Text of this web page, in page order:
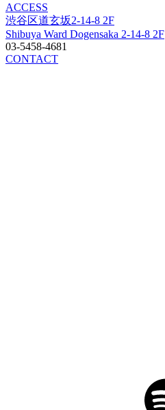
ACCESS
渋谷区道玄坂2-14-8 2F
Shibuya Ward Dogensaka 2-14-8 2F
03-5458-4681
CONTACT